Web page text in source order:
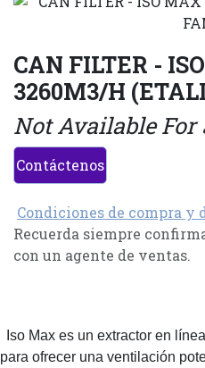
CAN FILTER -
3260M3/H
Not Available For
Contáctenos
Condiciones de compra y
Recuerda siempre
con un agente de ventas.
Iso Max es un extractor en
para ofrecer una ventilación